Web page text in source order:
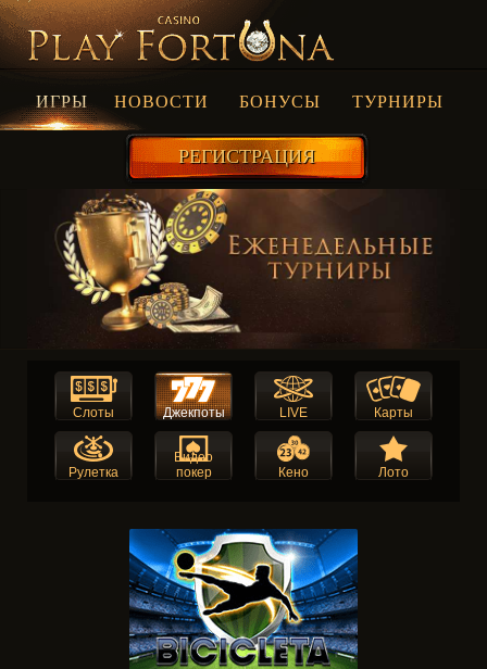
ИГРЫ НОВОСТИ БОНУСЫ ТУРНИРЫ
РЕГИСТРАЦИЯ
Слоты Джекпоты LIVE Карты
Рулетка
Видео
покер
Кено Лото